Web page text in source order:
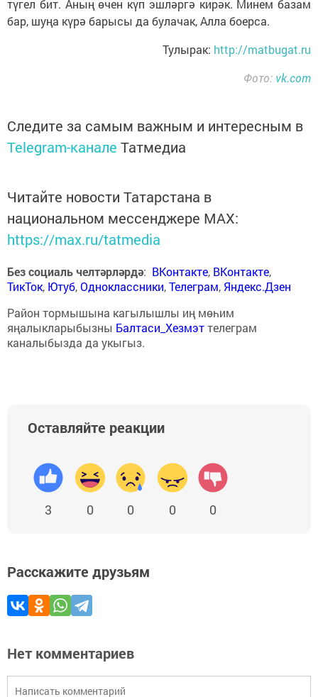
түгел бит. Аның өчен күп эшләргә кирәк. Минем базам
бар, шуңа күрә барысы да булачак, Алла боерса.
Тулырак: http://matbugat.ru
Фото: vk.com
Следите за самым важным и интересным в
Telegram-канале Татмедиа
Читайте новости Татарстана в
национальном мессенджере MАХ:
https://max.ru/tatmedia
Без социаль челтәрләрдә: ВКонтакте, ВКонтакте,
ТикТок, Ютуб,Одноклассники,Телеграм, Яндекс.Дзен
Район тормышына кагылышлы иң мөһим
яңалыкларыбызны Балтаси_Хезмэттелеграм
каналыбызда да укыгыз.
Оставляйте реакции
3 0 0 0 0
Расскажите друзьям
Нет комментариев